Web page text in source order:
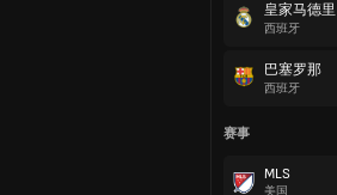
皇家马德里
西班牙
巴塞罗那
西班牙
赛事
MLS
美国